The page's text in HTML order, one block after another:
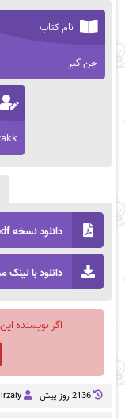
نام کتاب
جن گیر
دانلود نسخه pdf
دانلود با لینک
اگر نویسنده
2136 روز پيش